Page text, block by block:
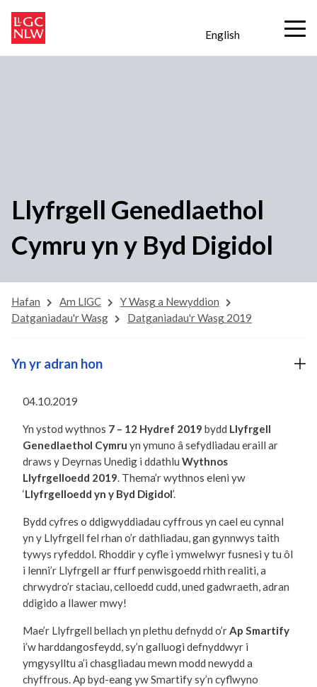
English
Llyfrgell Genedlaethol
Cymru yn y Byd Digidol
Hafan Am LlGC
Y Wasg a Newyddion
Datganiadau'r Wasg
Datganiadau'r Wasg 2019
04.10.2019
Yn ystod wythnos 7 – 12 Hydref 2019 bydd Llyfrgell
Genedlaethol Cymru yn ymuno â sefydliadau eraill ar
draws y Deyrnas Unedig i ddathlu Wythnos
Llyfrgelloedd 2019. Thema’r wythnos eleni yw
‘Llyfrgelloedd yn y Byd Digidol’.
Bydd cyfres o ddigwyddiadau cyffrous yn cael eu cynnal
yn y Llyfrgell fel rhan o’r dathliadau, gan gynnwys taith
tywys ryfeddol. Rhoddir y cyfle i ymwelwyr fusnesi y tu ôl
i lenni’r Llyfrgell ar ffurf penwisgoedd rhith realiti, a
chrwydro’r staciau, celloedd cudd, uned gadwraeth, adran
ddigido a llawer mwy!
Mae’r Llyfrgell bellach yn plethu defnydd o’rAp Smartify
i’w harddangosfeydd, sy’n galluogi defnyddwyr i
ymgysylltu a’i chasgliadau mewn modd newydd a
chyffrous. Ap byd-eang yw Smartify sy’n cyflwyno
Yn yr adran hon